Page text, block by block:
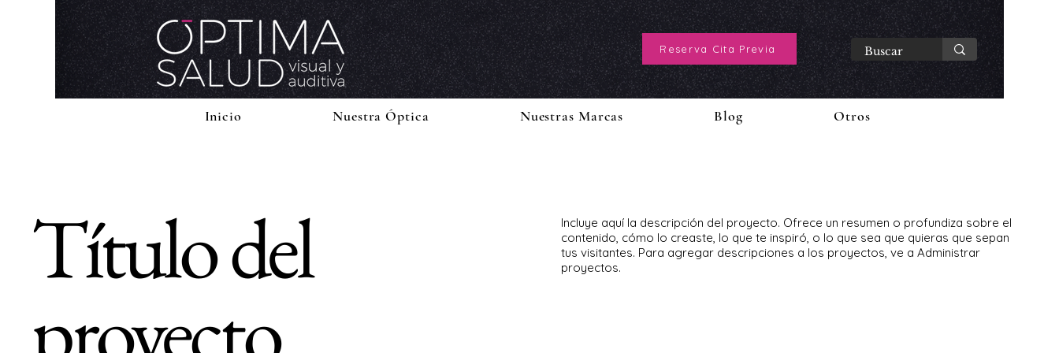
Reserva Cita Previa
Inicio Nuestra Óptica Nuestras Marcas Blog Otros
Título del
Incluye aquí la descripción del proyecto. Ofrece un resumen o profundiza sobre el
contenido, cómo lo creaste, lo que te inspiró, o lo que sea que quieras que sepan
tus visitantes. Para agregar descripciones a los proyectos, ve a Administrar
proyectos.